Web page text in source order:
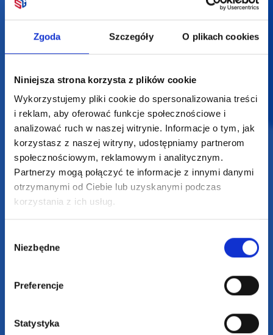
Zgoda Szczegóły O plikach cookies
Niniejsza strona korzysta z plików cookie
Wykorzystujemy pliki cookie do spersonalizowania treści
i reklam, aby oferować funkcje społecznościowe i
analizować ruch w naszej witrynie. Informacje o tym, jak
korzystasz z naszej witryny, udostępniamy partnerom
społecznościowym, reklamowym i analitycznym.
Partnerzy mogą połączyć te informacje z innymi danymi
otrzymanymi od Ciebie lub uzyskanymi podczas
korzystania z ich usług.
zgody
Niezbędne
Preferencje
Statystyka
+48 601 072 064
biuro@supergadzet.com
Zapraszamy do kontaktu
w godzinach 8:00 - 16:00
Dołącz do nas na
2025 SUPERGADŻET.com © Wszelkie prawa zastrzeżone /
design byVENTI